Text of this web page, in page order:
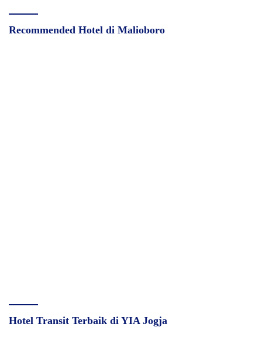
Recommended Hotel di Malioboro
Hotel Transit Terbaik di YIA Jogja